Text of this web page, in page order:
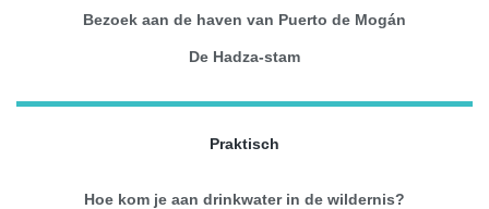
Bezoek aan de haven van Puerto de Mogán
De Hadza-stam
Praktisch
Hoe kom je aan drinkwater in de wildernis?